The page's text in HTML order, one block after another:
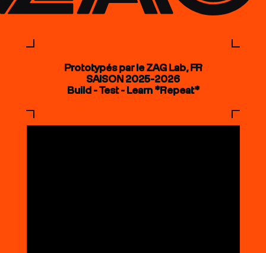
Prototypés par le ZAG Lab, FR
SAISON 2025-2026
Build - Test - Learn *Repeat*